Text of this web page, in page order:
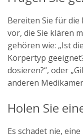
Bereiten Sie für
vor, die Sie klären
gehören wie: „Ist
Körpertyp
dosieren?“, oder
anderen
Holen Sie
Es schadet nie,